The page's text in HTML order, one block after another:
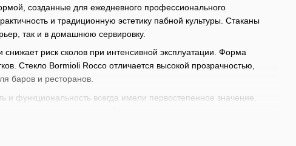
созданные для ежедневного профессионального
и традиционную эстетику пабной культуры. Стаканы
так и в домашнюю сервировку.
риск сколов при интенсивной эксплуатации. Форма
Стекло Bormioli Rocco отличается высокой прозрачностью,
баров и ресторанов.
функциональность всегда имели первостепенное значение.